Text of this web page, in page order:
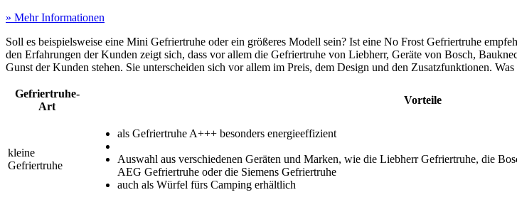
» Mehr Informationen
Soll es beispielsweise eine Mini Gefriertruhe oder ein größeres Modell sein? Ist eine No Frost Gefriertruhe
den Erfahrungen der Kunden zeigt sich, dass vor allem die Gefriertruhe von Liebherr, Geräte von Bosch,
Gunst der Kunden stehen. Sie unterscheiden sich vor allem im Preis, dem Design und den Zusatzfunktionen.
Gefriertruhe-
Art
Vorteile
kleine
Gefriertruhe
als Gefriertruhe A+++ besonders energieeffizient
Auswahl aus verschiedenen Geräten und Marken, wie die Liebherr Gefriertruhe, die
AEG Gefriertruhe oder die Siemens Gefriertruhe
auch als Würfel fürs Camping erhältlich